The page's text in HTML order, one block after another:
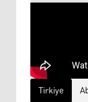
Tirkiye